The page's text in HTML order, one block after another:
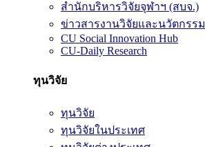
สำนักบริหารวิจัยจุฬาฯ (สบจ.)
ข่าวสารงานวิจัยและนวัตกรรม
CU Social Innovation Hub
CU-Daily Research
ทุนวิจัย
ทุนวิจัย
ทุนวิจัยในประเทศ